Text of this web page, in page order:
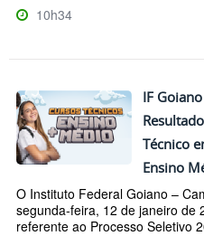
10h34
IF
Técnico
Ensino
O Instituto Federal Goiano –
segunda-feira, 12 de janeiro de
referente ao Processo Seletivo